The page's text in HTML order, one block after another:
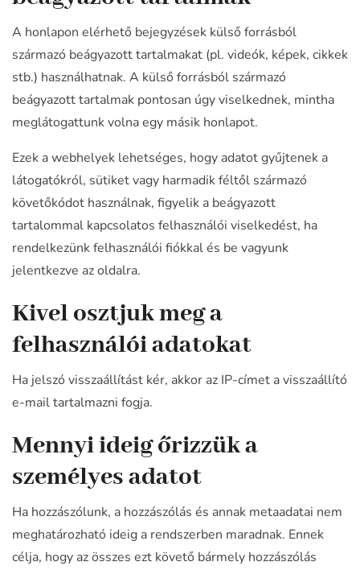
A honlapon elérhető bejegyzések külső forrásból
származó beágyazott tartalmakat (pl. videók, képek, cikkek
stb.) használhatnak. A külső forrásból származó
beágyazott tartalmak pontosan úgy viselkednek, mintha
meglátogattunk volna egy másik honlapot.
Ezek a webhelyek lehetséges, hogy adatot gyűjtenek a
látogatókról, sütiket vagy harmadik féltől származó
követőkódot használnak, figyelik a beágyazott
tartalommal kapcsolatos felhasználói viselkedést, ha
rendelkezünk felhasználói fiókkal és be vagyunk
jelentkezve az oldalra.
Kivel osztjuk meg a
felhasználói adatokat
Ha jelszó visszaállítást kér, akkor az IP-címet a visszaállító
e-mail tartalmazni fogja.
Mennyi ideig őrizzük a
személyes adatot
Ha hozzászólunk, a hozzászólás és annak metaadatai nem
meghatározható ideig a rendszerben maradnak. Ennek
célja, hogy az összes ezt követő bármely hozzászólás